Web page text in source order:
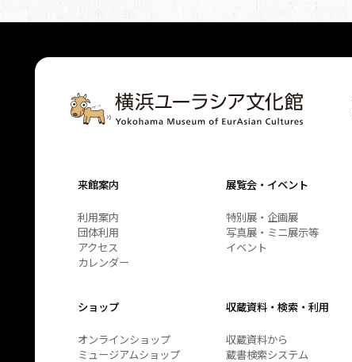
来館案内
利用案内
団体利用
アクセス
カレンダー
展覧会・イベント
特別展・企画展
写真展・ミニ展示等
イベント
ショップ
オンラインショップ
ミュージアムショップ
収蔵資料・検索・利用
収蔵資料から
蔵書検索システム